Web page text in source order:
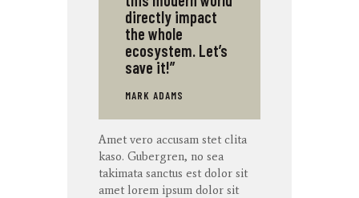
directly impact
the whole
ecosystem. Let’s
save it!”
MARK ADAMS
Amet vero accusam stet clita
kaso. Gubergren, no sea
takimata sanctus est dolor sit
amet lorem ipsum dolor sit